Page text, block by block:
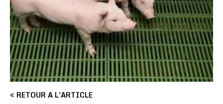
RETOUR À L'ARTICLE